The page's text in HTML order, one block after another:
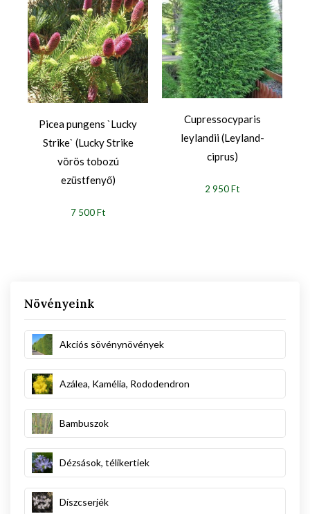
Növényeink
Akciós sövénynövények
Azálea, Kamélia, Rododendron
Bambuszok
Dézsások, télikertiek
Díszcserjék
Picea pungens `Lucky
Strike` (Lucky Strike
vörös tobozú
ezüstfenyő)
7 500 Ft
Cupressocyparis
leylandii (Leyland-
ciprus)
2 950 Ft